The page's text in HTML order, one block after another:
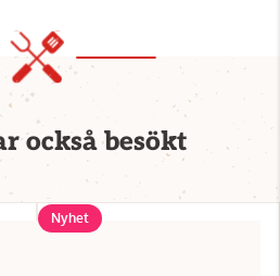
också besökt
Nyhet